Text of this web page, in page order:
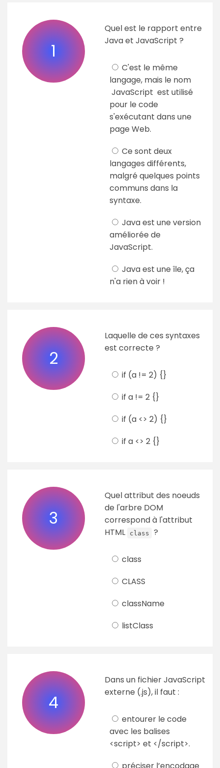
1
Quel est le rapport entre
Java et JavaScript ?
C'est le même
langage, mais le nom
JavaScript est utilisé
pour le code
s'exécutant dans une
page Web.
Ce sont deux
langages différents,
malgré quelques points
communs dans la
syntaxe.
Java est une version
améliorée de
JavaScript.
Java est une île, ça
n'a rien à voir !
2
Laquelle de ces syntaxes
est correcte ?
if (a != 2) {}
if a != 2 {}
if (a <> 2) {}
if a <> 2 {}
3
Quel attribut des noeuds
de l'arbre DOM
correspond à l'attribut
HTML
class ?
class
CLASS
className
listClass
4
Dans un fichier JavaScript
externe (.js), il faut :
entourer le code
avec les balises
<script> et </script>.